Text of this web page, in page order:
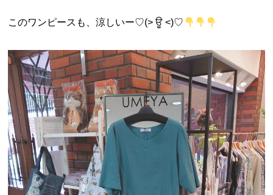
このワンピースも、涼しいー♡(> ਊ <)♡